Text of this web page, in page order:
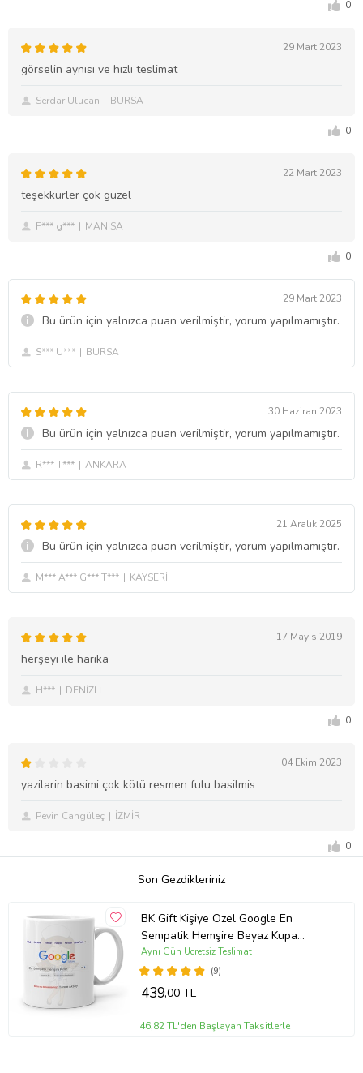
0
29 Mart 2023
görselin aynısı ve hızlı teslimat
Serdar Ulucan BURSA
0
22 Mart 2023
teşekkürler çok güzel
F*** g*** MANİSA
0
29 Mart 2023
Bu ürün için yalnızca puan verilmiştir, yorum yapılmamıştır.
S*** U*** BURSA
30 Haziran 2023
Bu ürün için yalnızca puan verilmiştir, yorum yapılmamıştır.
R*** T*** ANKARA
21 Aralık 2025
Bu ürün için yalnızca puan verilmiştir, yorum yapılmamıştır.
M*** A*** G*** T*** KAYSERİ
17 Mayıs 2019
herşeyi ile harika
H*** DENİZLİ
0
04 Ekim 2023
yazilarin basimi çok kötü resmen fulu basilmis
Pevin Cangüleç İZMİR
0
Son Gezdikleriniz
BK Gift Kişiye Özel Google En
Sempatik Hemşire Beyaz Kupa
Bardak 1
(9)
Aynı Gün Ücretsiz Teslimat
439,00 TL
46,82 TL'den Başlayan Taksitlerle